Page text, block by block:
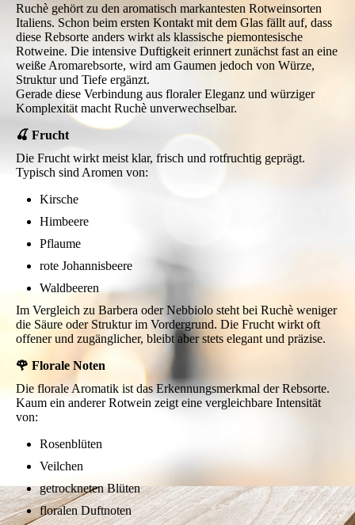
Ruchè gehört zu den aromatisch markantesten Rotweinsorten
Italiens. Schon beim ersten Kontakt mit dem Glas fällt auf, dass
diese Rebsorte anders wirkt als klassische piemontesische
Rotweine. Die intensive Duftigkeit erinnert zunächst fast an eine
weiße Aromarebsorte, wird am Gaumen jedoch von Würze,
Struktur und Tiefe ergänzt.
Gerade diese Verbindung aus floraler Eleganz und würziger
Komplexität macht Ruchè unverwechselbar.
🍒 Frucht
Die Frucht wirkt meist klar, frisch und rotfruchtig geprägt.
Typisch sind Aromen von:
Kirsche
Himbeere
Pflaume
rote Johannisbeere
Waldbeeren
Im Vergleich zu Barbera oder Nebbiolo steht bei Ruchè weniger
die Säure oder Struktur im Vordergrund. Die Frucht wirkt oft
offener und zugänglicher, bleibt aber stets elegant und präzise.
🌹 Florale Noten
Die florale Aromatik ist das Erkennungsmerkmal der Rebsorte.
Kaum ein anderer Rotwein zeigt eine vergleichbare Intensität
von:
Rosenblüten
Veilchen
getrockneten Blüten
floralen Duftnoten